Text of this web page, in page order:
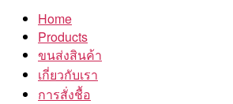
Home
Products
ขนส่งสินค้า
เกี่ยวกับเรา
การสั่งชื้อ